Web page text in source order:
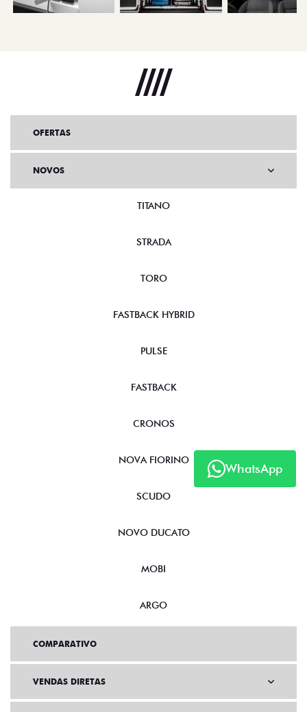
WhatsApp
OFERTAS
NOVOS
TITANO
STRADA
TORO
FASTBACK HYBRID
PULSE
FASTBACK
CRONOS
NOVA FIORINO
SCUDO
NOVO DUCATO
MOBI
ARGO
COMPARATIVO
VENDAS DIRETAS